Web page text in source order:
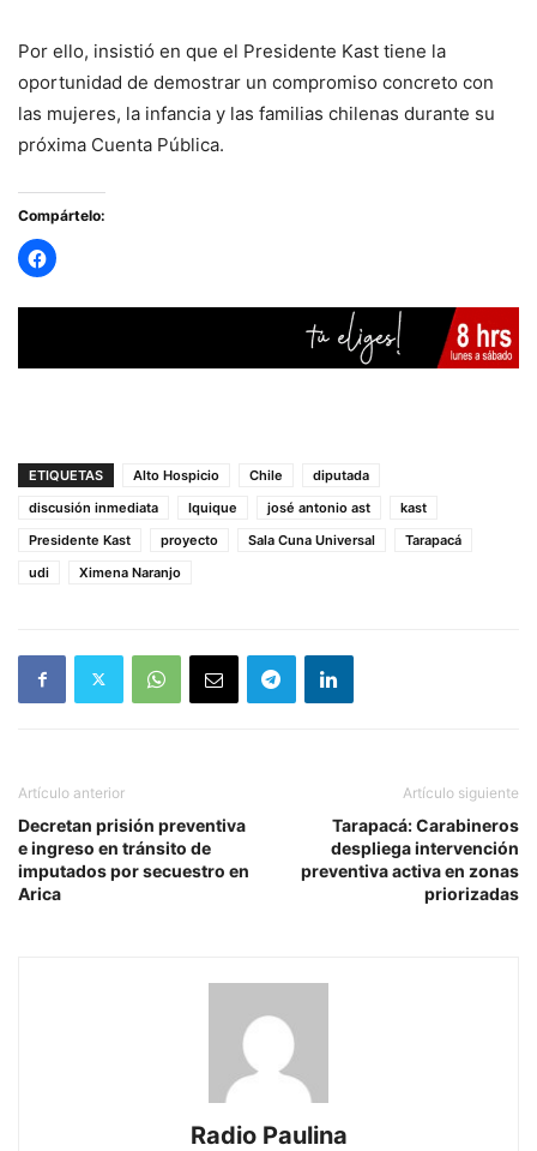
Por ello, insistió en que el Presidente Kast tiene la
oportunidad de demostrar un compromiso concreto con
las mujeres, la infancia y las familias chilenas durante su
próxima Cuenta Pública.
Compártelo:
ETIQUETAS Alto Hospicio Chile
diputada
discusión inmediata
Iquique josé antonio ast
kast
Presidente Kast
proyecto Sala Cuna Universal
Tarapacá
udi
Ximena Naranjo
Artículo anterior
Decretan prisión preventiva
e ingreso en tránsito de
imputados por secuestro en
Arica
Artículo siguiente
Tarapacá: Carabineros
despliega intervención
preventiva activa en zonas
priorizadas
Radio Paulina